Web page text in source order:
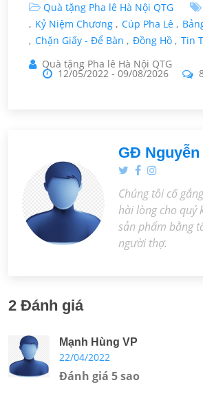
Quà tặng Pha lê Hà Nội QTG
Kỷ Niệm Chương
Cúp Pha Lê
Chặn Giấy - Để Bàn
Đồng Hồ
Tin
Quà tặng Pha lê Hà Nội QTG
12/05/2022 - 09/08/2026
GĐ Nguyễn
Chúng tôi cố
hài lòng cho quý
sản phẩm bằng
người thợ.
2 Đánh giá
Mạnh Hùng VP
22/04/2022
Đánh giá 5 sao